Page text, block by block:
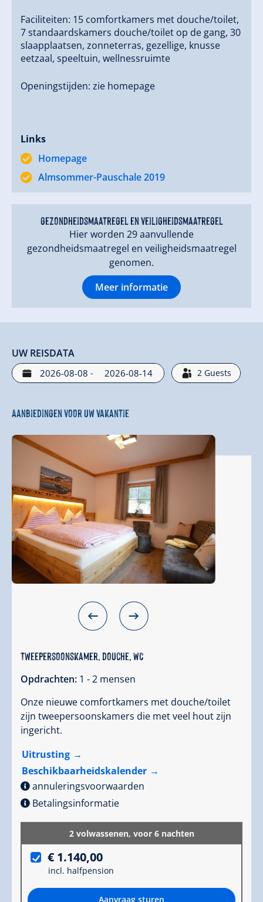
Tauernhaus, waar het zomer en winter al eeuwenlang
lukt om hoog in de bergen te overleven en zijn gasten
een wonderschone verblijf te bieden.
sneeuwschoenwandelen(we raden de juiste
ook niet met de bus of taxi bereikbaar.
Faciliteiten: 15 comfortkamers met douche/toilet,
7 standaardskamers douche/toilet op de gang, 30
slaapplaatsen, zonneterras, gezellige, knusse
eetzaal, speeltuin, wellnessruimte
Openingstijden: zie homepage
Links
Homepage
Almsommer-Pauschale 2019
gezondheidsmaatregel en veiligheidsmaatregel
Hier worden 29 aanvullende
gezondheidsmaatregel en veiligheidsmaatregel
genomen.
Meer informatie
UW REISDATA
- 2 Guests
Aanbiedingen voor uw vakantie
Tweepersoonskamer, douche, WC
Opdrachten: 1 - 2 mensen
Onze nieuwe comfortkamers met douche/toilet
zijn tweepersoonskamers die met veel hout zijn
ingericht.
Uitrusting
Beschikbaarheidskalender
annuleringsvoorwaarden
Betalingsinformatie
2 volwassenen, voor 6 nachten
€ 1.140,00
incl. halfpension
Aanvraag sturen